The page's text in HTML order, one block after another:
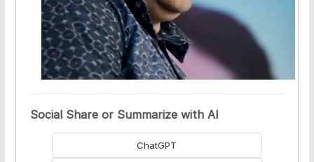
Social Share or Summarize with AI
ChatGPT